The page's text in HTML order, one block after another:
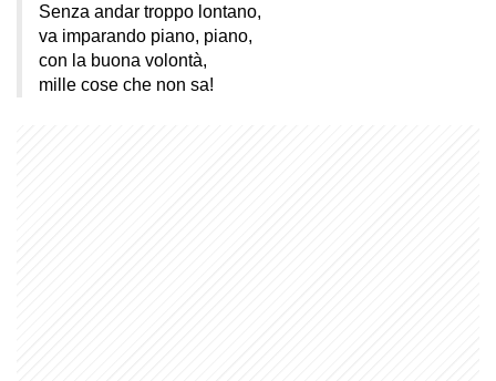
Senza andar troppo lontano,
va imparando piano, piano,
con la buona volontà,
mille cose che non sa!